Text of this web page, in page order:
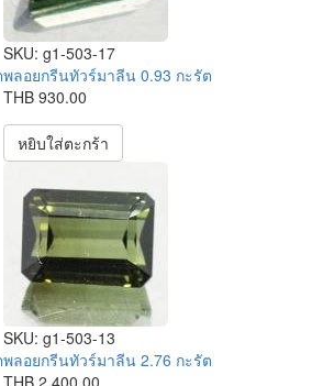
SKU: g1-503-17
พลอยกรีนทัวร์มาลีน 0.93 กะรัต
THB 930.00
หยิบใส่ตะกร้า
SKU: g1-503-13
พลอยกรีนทัวร์มาลีน 2.76 กะรัต
THB 2,400.00